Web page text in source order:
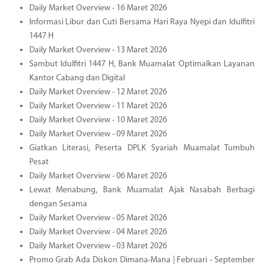
Daily Market Overview - 16 Maret 2026
Informasi Libur dan Cuti Bersama Hari Raya Nyepi dan Idulfitri
1447 H
Daily Market Overview - 13 Maret 2026
Sambut Idulfitri 1447 H, Bank Muamalat Optimalkan Layanan
Kantor Cabang dan Digital
Daily Market Overview - 12 Maret 2026
Daily Market Overview - 11 Maret 2026
Daily Market Overview - 10 Maret 2026
Daily Market Overview - 09 Maret 2026
Giatkan Literasi, Peserta DPLK Syariah Muamalat Tumbuh
Pesat
Daily Market Overview - 06 Maret 2026
Lewat Menabung, Bank Muamalat Ajak Nasabah Berbagi
dengan Sesama
Daily Market Overview - 05 Maret 2026
Daily Market Overview - 04 Maret 2026
Daily Market Overview - 03 Maret 2026
Promo Grab Ada Diskon Dimana-Mana | Februari - September